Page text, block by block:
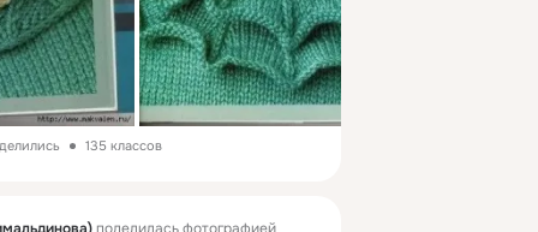
135 классов
поделилась фотографией